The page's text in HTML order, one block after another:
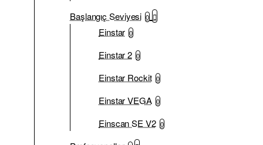
Başlangıç Seviyesi 0
Einstar 0
Einstar 2 0
Einstar Rockit 0
Einstar VEGA 0
Einscan SE V2 0